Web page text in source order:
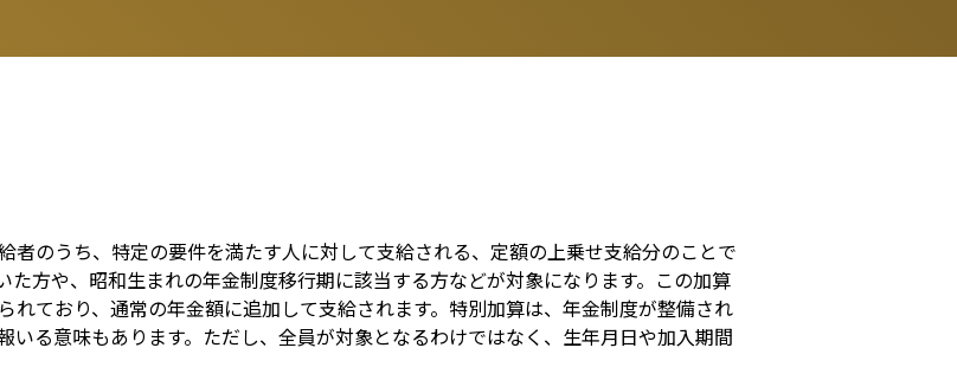
者のうち、特定の要件を満たす人に対して支給される、定額の上乗せ支給分のことで
方や、昭和生まれの年金制度移行期に該当する方などが対象になります。この加算
れており、通常の年金額に追加して支給されます。特別加算は、年金制度が整備され
いる意味もあります。ただし、全員が対象となるわけではなく、生年月日や加入期間